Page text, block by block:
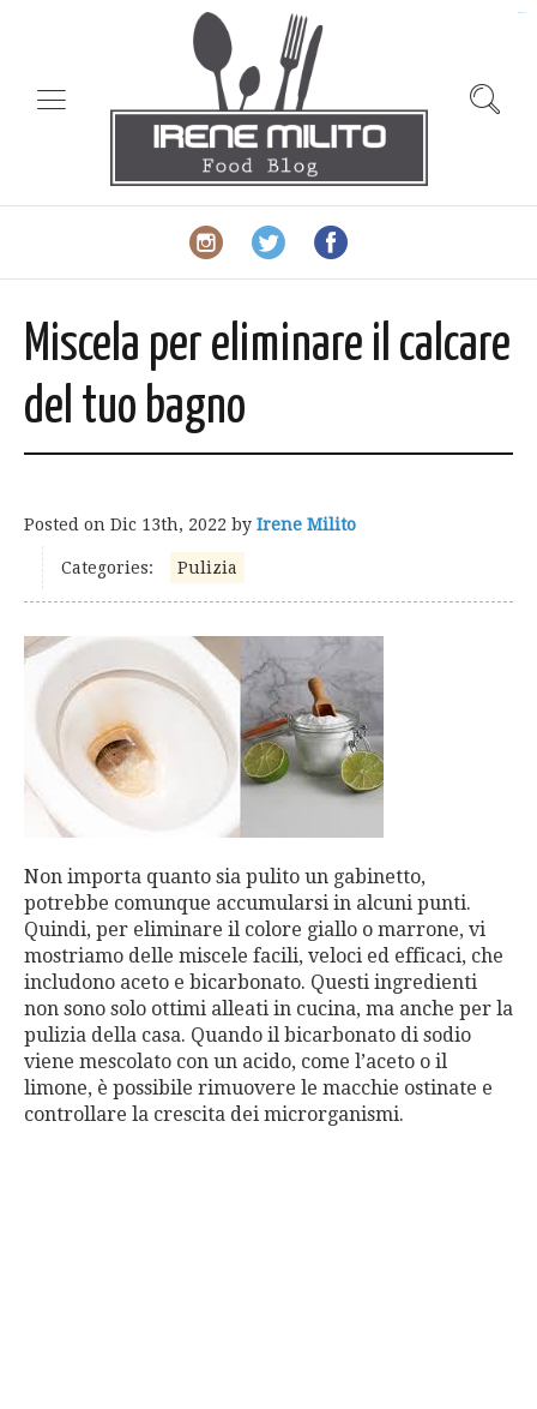
Miscela per eliminare il calcare
del tuo bagno
Posted on Dic 13th, 2022 by Irene Milito
Categories: Pulizia
Non importa quanto sia pulito un gabinetto,
potrebbe comunque accumularsi in alcuni punti.
Quindi, per eliminare il colore giallo o marrone, vi
mostriamo delle miscele facili, veloci ed efficaci, che
includono aceto e bicarbonato. Questi ingredienti
non sono solo ottimi alleati in cucina, ma anche per la
pulizia della casa. Quando il bicarbonato di sodio
viene mescolato con un acido, come l’aceto o il
limone, è possibile rimuovere le macchie ostinate e
controllare la crescita dei microrganismi.